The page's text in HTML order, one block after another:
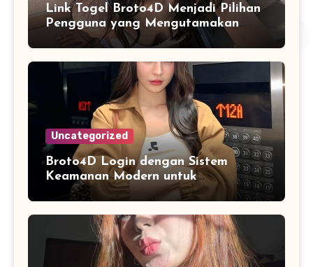
Link Togel Broto4D Menjadi Pilihan
Pengguna yang Mengutamakan
Kemudahan Navigasi
Uncategorized
Broto4D Login dengan Sistem
Keamanan Modern untuk
Mendukung Akses Pengguna yang
Lebih Nyaman